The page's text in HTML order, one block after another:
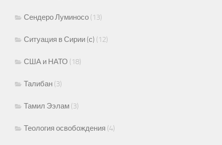
Сендеро Луминосо (13)
Ситуация в Сирии (с) (12)
США и НАТО (18)
Талибан (3)
Тамил Ээлам (3)
Теология освобождения (4)